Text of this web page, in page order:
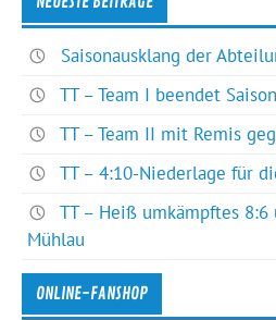
Saisonausklang der
TT – Team I beendet
TT – Team II mit Remis
TT – 4:10-Niederlage für
TT – Heiß umkämpftes
Mühlau
ONLINE-FANSHOP